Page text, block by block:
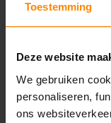
Toestemming
Deze website
We gebruiken
personaliseren,
ons
12344 kg